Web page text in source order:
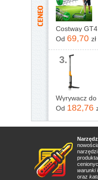
Costway
Od 69,70 zł
3.
Od 182,76
warunki
oraz